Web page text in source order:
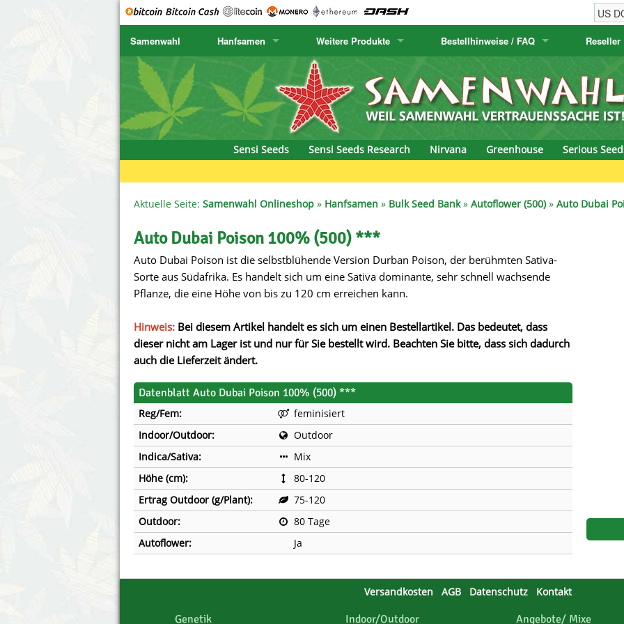
Samenwahl Hanfsamen
SENSI SEEDS
SENSI SEEDS RESEARCH
NIRVANA
SERIOUS SEEDS
SPLIFF SEEDS
Ace Seeds
Anaconda Seeds
Annabelle´s Garden
Barney´s Farm
Blimburn Seeds
Bulk Seed Bank
Bulldog Seeds
Cannabella Genetics
CBD Crew
Chronic & Caviar
Delicious Seeds
Dr. Underground Seeds
Dutch Passion
Empire Seeds
Exotic Seeds
Fast Buds
G13 Labs
Genehtik Seeds
Green Bodhi
House of the Great Gardener
Humboldt Seed Company
Humboldt Seeds
Kannabia
krauTHCollective
Mallorca Seeds
Medical Seeds Co.
Paradise Seeds
Positronics
Prana Medical
Ripper Seeds
Samsara Seeds
Silent Seeds
Söllner -
Strain Hunters
Weitere Produkte
Kakteensamen
Kanarische Flora
Bestellhinweise / FAQ
Bestellhinweise
Versandhinweise
Reseller
E-MAIL
PASSWORT
Sensi Seeds Sensi Seeds Research Nirvana Greenhouse Serious
Aktuelle Seite: Samenwahl Onlineshop » Hanfsamen » Bulk Seed Bank» Autoflower (500)» Auto Dubai
Auto Dubai Poison 100% (500) ***
Auto Dubai Poison ist die selbstblühende Version Durban Poison, der berühmten Sativa-
Sorte aus Südafrika. Es handelt sich um eine Sativa dominante, sehr schnell wachsende
Pflanze, die eine Höhe von bis zu 120 cm erreichen kann.
Hinweis: Bei diesem Artikel handelt es sich um einen Bestellartikel. Das bedeutet, dass
dieser nicht am Lager ist und nur für Sie bestellt wird. Beachten Sie bitte, dass sich dadurch
auch die Lieferzeit ändert.
Datenblatt Auto Dubai Poison 100% (500) ***
Reg/Fem:
feminisiert
Indoor/Outdoor:
Outdoor
Indica/Sativa:
Mix
Höhe (cm):
80-120
Ertrag Outdoor (g/Plant):
75-120
Outdoor:
80 Tage
Autoflower:
Ja
Versandkosten AGB Datenschutz Kontakt
Genetik Indoor/Outdoor Angebote/ Mixe